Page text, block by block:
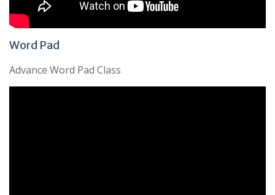
Word Pad
Advance Word Pad Class